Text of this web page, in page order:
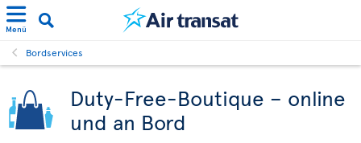
Menü
Bordservices
Duty-Free-Boutique – online
und an Bord